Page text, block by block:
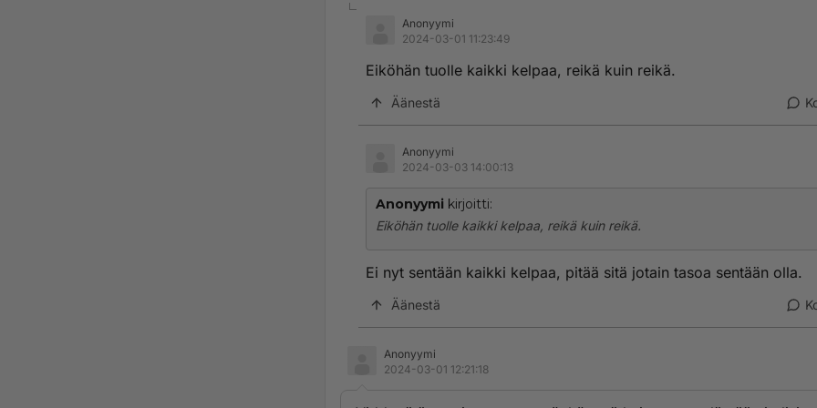
Anonyymi
2024-03-01 11:23:49
Eiköhän tuolle kaikki kelpaa, reikä kuin reikä.
Äänestä
Anonyymi
2024-03-03 14:00:13
Anonyymi kirjoitti:
Eiköhän tuolle kaikki kelpaa, reikä kuin reikä.
Ei nyt sentään kaikki kelpaa, pitää sitä jotain tasoa sentään olla.
Äänestä
Anonyymi
2024-03-01 12:21:18